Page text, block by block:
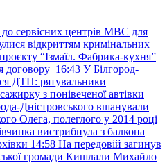
сервісних центрів МВС для
відкриттям кримінальних
проєкту “Ізмаїл. Фабрика-кухня”
договору 16:43 У Білгород-
ДТП: рятувальники
з понівеченої автівки
Дністровського вшанували
Олега, полеглого у 2014 році
вистрибнула з балкона
14:58 На передовій загинув
громади Кишлали Михайло